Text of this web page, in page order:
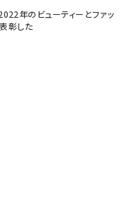
年のビューティーとファッ
彰した